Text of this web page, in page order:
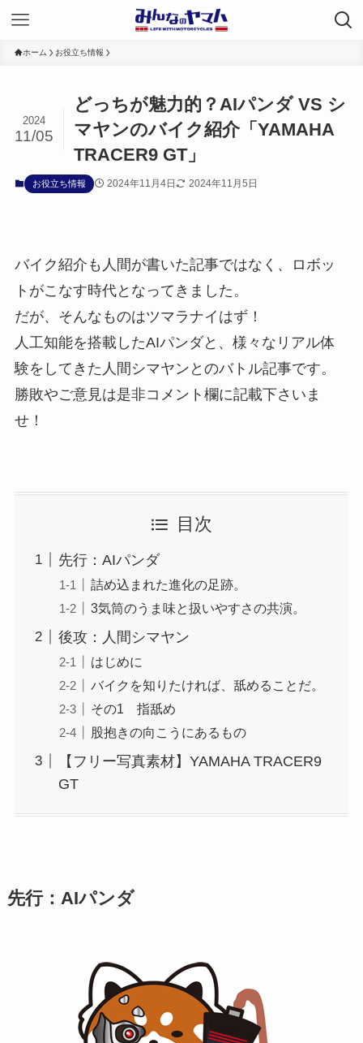
ホーム お役立ち情報
どっちが魅力的？AIパンダ VS シ
マヤンのバイク紹介「YAMAHA
TRACER9 GT」
2024
11/05
お役立ち情報 2024年11月4日 2024年11月5日
バイク紹介も人間が書いた記事ではなく、ロボッ
トがこなす時代となってきました。
だが、そんなものはツマラナイはず！
人工知能を搭載したAIパンダと、様々なリアル体
験をしてきた人間シマヤンとのバトル記事です。
勝敗やご意見は是非コメント欄に記載下さいま
せ！
目次
先行：AIパンダ
詰め込まれた進化の足跡。
3気筒のうま味と扱いやすさの共演。
後攻：人間シマヤン
はじめに
バイクを知りたければ、舐めることだ。
その1 指舐め
股抱きの向こうにあるもの
【フリー写真素材】YAMAHA TRACER9
GT
先行：AIパンダ